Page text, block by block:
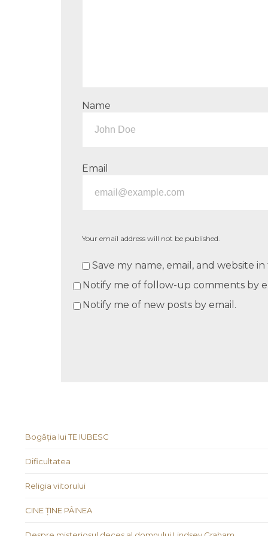
Name
Email
Your email address will not be published.
Save my name, email, and website
Notify me of follow-up comments by
Notify me of new posts by email.
Bogăția lui TE IUBESC
Dificultatea
Religia viitorului
CINE ȚINE PÂINEA